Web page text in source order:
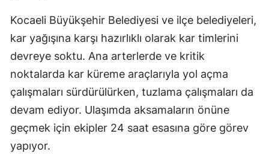
Tekirdağ
Tokat
Trabzon
Tunceli
Şanlıurfa
Uşak
Kocaeli Büyükşehir Belediyesi ve ilçe belediyeleri,
kar yağışına karşı hazırlıklı olarak kar timlerini
devreye soktu. Ana arterlerde ve kritik
noktalarda kar küreme araçlarıyla yol açma
çalışmaları sürdürülürken, tuzlama çalışmaları da
devam ediyor. Ulaşımda aksamaların önüne
geçmek için ekipler 24 saat esasına göre görev
yapıyor.